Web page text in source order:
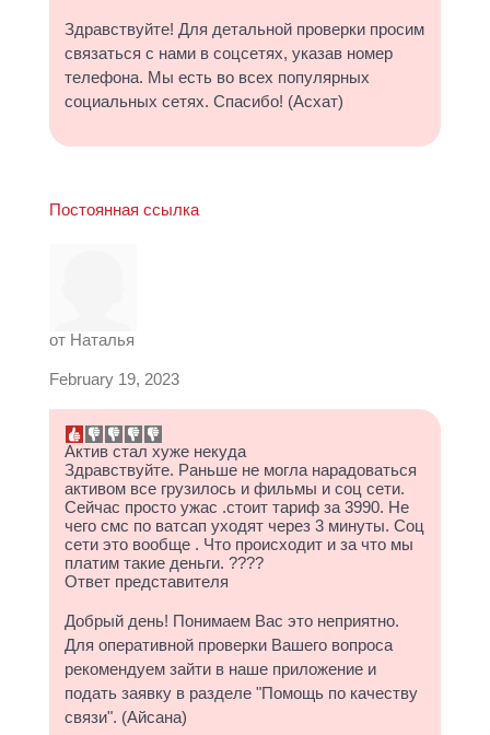
Здравствуйте! Для детальной проверки просим
связаться с нами в соцсетях, указав номер
телефона. Мы есть во всех популярных
социальных сетях. Спасибо! (Асхат)
Постоянная ссылка
от Наталья
February 19, 2023
Актив стал хуже некуда
Здравствуйте. Раньше не могла нарадоваться
активом все грузилось и фильмы и соц сети.
Сейчас просто ужас .стоит тариф за 3990. Не
чего смс по ватсап уходят через 3 минуты. Соц
сети это вообще . Что происходит и за что мы
платим такие деньги. ????
Ответ представителя
Добрый день! Понимаем Вас это неприятно.
Для оперативной проверки Вашего вопроса
рекомендуем зайти в наше приложение и
подать заявку в разделе "Помощь по качеству
связи". (Айсана)